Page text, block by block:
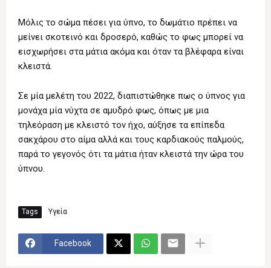
Μόλις το σώμα πέσει για ύπνο, το δωμάτιο πρέπει να
μείνει σκοτεινό και δροσερό, καθώς το φως μπορεί να
εισχωρήσει στα μάτια ακόμα και όταν τα βλέφαρα είναι
κλειστά.
Σε μία μελέτη του 2022, διαπιστώθηκε πως ο ύπνος για
μονάχα μία νύχτα σε αμυδρό φως, όπως με μια
τηλεόραση με κλειστό τον ήχο, αύξησε τα επίπεδα
σακχάρου στο αίμα αλλά και τους καρδιακούς παλμούς,
παρά το γεγονός ότι τα μάτια ήταν κλειστά την ώρα του
ύπνου.
Tags Υγεία
Facebook